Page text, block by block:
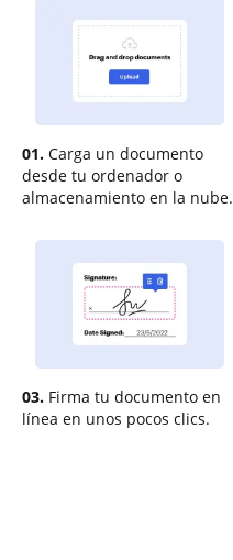
01. Carga un documento
desde tu ordenador o
almacenamiento en la nube.
03. Firma tu documento en
línea en unos pocos clics.